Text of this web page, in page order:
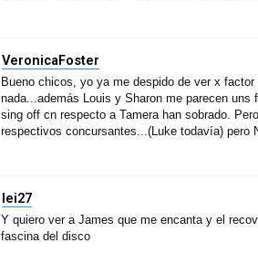
VeronicaFoster
Bueno chicos, yo ya me despido de ver x
nada...además Louis y Sharon me parecen
sing off cn respecto a Tamera han sobrado.
respectivos concursantes...(Luke todavía) pero
lei27
Y quiero ver a James que me encanta y el
fascina del disco